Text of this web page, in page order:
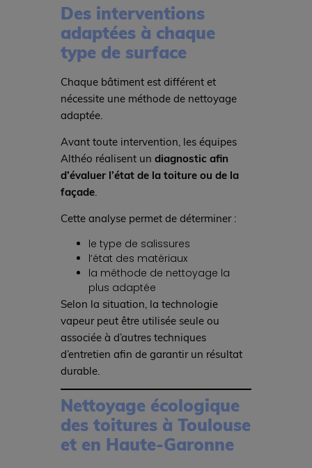
Des interventions
adaptées à chaque
type de surface
Chaque bâtiment est différent et
nécessite une méthode de nettoyage
adaptée.
Avant toute intervention, les équipes
Althéo réalisent un diagnostic afin
d’évaluer l’état de la toiture ou de la
façade.
Cette analyse permet de déterminer :
le type de salissures
l’état des matériaux
la méthode de nettoyage la
plus adaptée
Selon la situation, la technologie
vapeur peut être utilisée seule ou
associée à d’autres techniques
d’entretien afin de garantir un résultat
durable.
Nettoyage écologique
des toitures à Toulouse
et en Haute-Garonne